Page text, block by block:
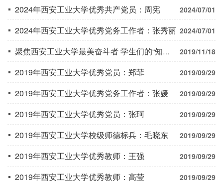
2024/07/01
2024年西安工业大学优秀共产党员：周宪
2024/07/01
2024年西安工业大学优秀党务工作者：张秀丽
2019/11/18
聚焦西安工业大学最美奋斗者 学生们的“知心姐姐”胡喜红
2019/09/29
2019年西安工业大学优秀党员：郑菲
2019/09/29
2019年西安工业大学优秀党务工作者：张媛
2019/09/29
2019年西安工业大学优秀党员：张珂
2019/09/29
2019年西安工业大学校级师德标兵：毛晓东
2019/09/29
2019年西安工业大学优秀教师：王强
2019/09/29
2019年西安工业大学优秀教师：高莹